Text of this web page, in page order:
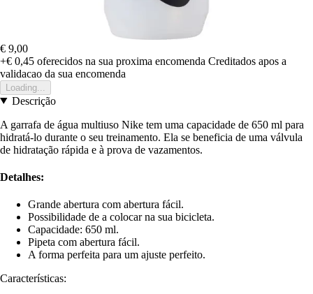
€ 9,00
+€ 0,45 oferecidos na sua proxima encomenda Creditados apos a
validacao da sua encomenda
Loading...
Descrição
A garrafa de água multiuso Nike tem uma capacidade de 650 ml para
hidratá-lo durante o seu treinamento. Ela se beneficia de uma válvula
de hidratação rápida e à prova de vazamentos.
Detalhes:
Grande abertura com abertura fácil.
Possibilidade de a colocar na sua bicicleta.
Capacidade: 650 ml.
Pipeta com abertura fácil.
A forma perfeita para um ajuste perfeito.
Características: